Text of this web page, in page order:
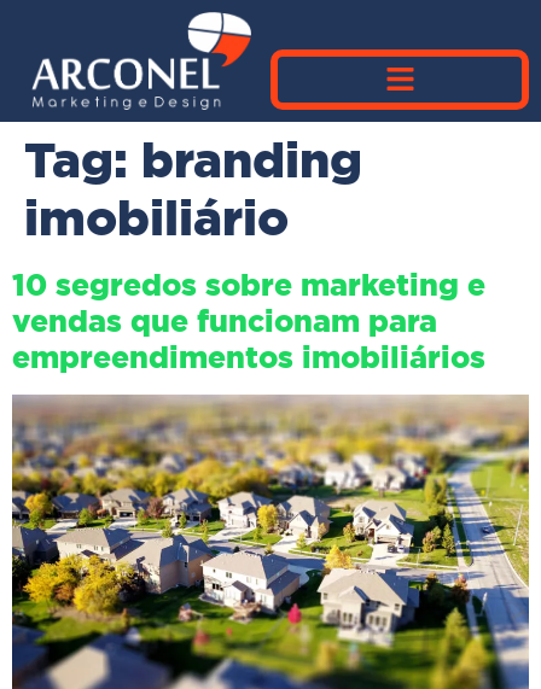
Tag: branding
imobiliário
10 segredos sobre marketing e
vendas que funcionam para
empreendimentos imobiliários